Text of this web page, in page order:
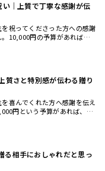
｜上質で丁寧な感謝が伝
祝ってくださった方への感謝
10,000円の予算があれば、
質さと特別感が伝わる贈り
喜んでくれた方へ感謝を伝え
円という予算があれば、少
る相手におしゃれだと思っ